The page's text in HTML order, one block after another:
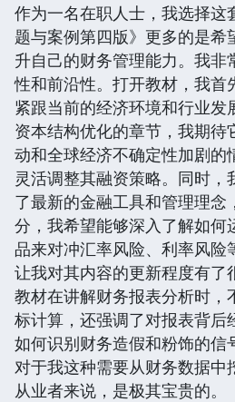
作为一名在职人士，我选择这
题与案例第四版》更多的是希
升自己的财务管理能力。我非
性和前沿性。打开教材，我首
紧跟当前的经济环境和行业发
资本结构优化的章节，我期待
动和全球经济不确定性加剧的
灵活调整其融资策略。同时，
了最新的金融工具和管理理念
分，我希望能够深入了解如何
品来对冲汇率风险、利率风险
让我对其内容的更新程度有了
教材在讲解财务报表分析时，
标计算，还强调了对报表背后
如何识别财务造假和粉饰的信
对于我这种需要从财务数据中
从业者来说，是极其宝贵的。